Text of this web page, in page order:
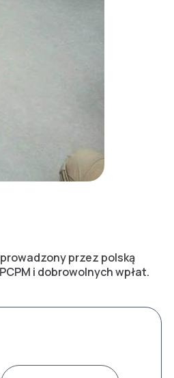
przez polską
i dobrowolnych wpłat.